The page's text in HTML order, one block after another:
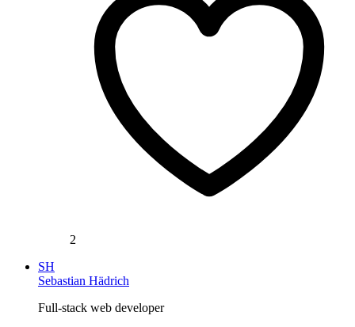
2
SH
Sebastian Hädrich
Full-stack web developer